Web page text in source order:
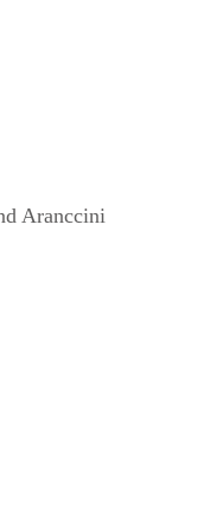
Aranccini